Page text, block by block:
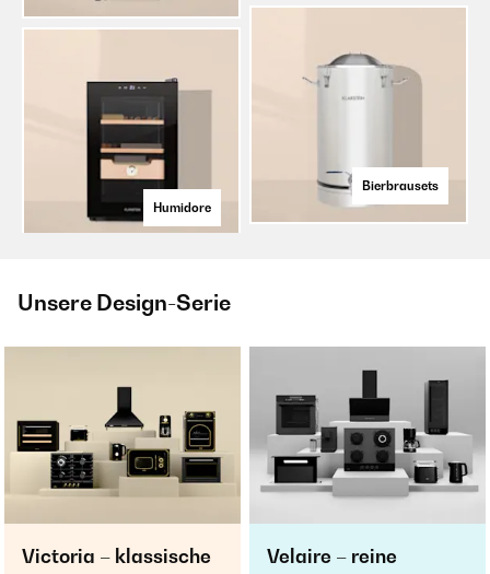
Humidore
Bierbrausets
Unsere Design-Serie
Victoria – klassische
Velaire – reine